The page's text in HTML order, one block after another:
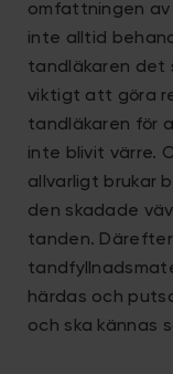
omfattningen av
inte alltid
tandläkaren det
viktigt att göra
tandläkaren för
inte blivit värre.
allvarligt brukar
den skadade
tanden.
härdas och
och ska kännas